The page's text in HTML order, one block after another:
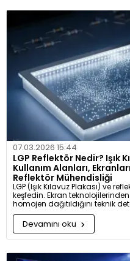
07.03.2026 15:44
LGP Reflektör Nedir? Işık
Kullanım Alanları,
Reflektör Mühendisliği
LGP (Işık Kılavuz Plakası) ve
keşfedin. Ekran
homojen dağıtıldığını teknik
Devamını oku